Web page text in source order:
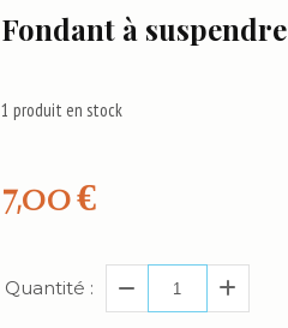
Fondant à suspendre
7,00€
1 produit en stock
Quantité :